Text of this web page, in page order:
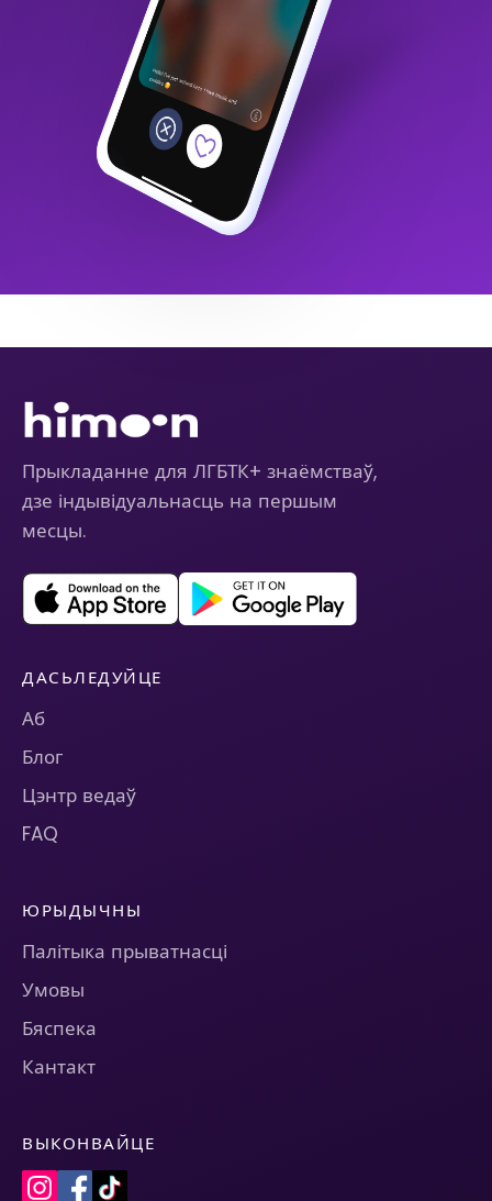
Прыкладанне для ЛГБТК+ знаёмстваў,
дзе індывідуальнасць на першым
месцы.
ДАСЬЛЕДУЙЦЕ
Аб
Блог
Цэнтр ведаў
FAQ
ЮРЫДЫЧНЫ
Палітыка прыватнасці
Умовы
Бяспека
Кантакт
ВЫКОНВАЙЦЕ